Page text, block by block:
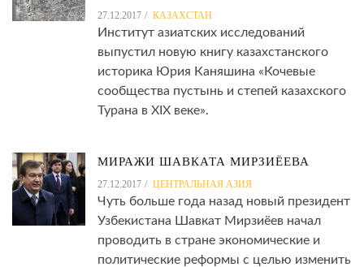
27.12.2017 КАЗАХСТАН
Институт азиатских исследований
выпустил новую книгу казахстанского
историка Юрия Каняшина «Кочевые
сообщества пустынь и степей казахского
Турана в XIX веке».
МИРАЖИ ШАВКАТА МИРЗИЁЕВА
27.12.2017 ЦЕНТРАЛЬНАЯ АЗИЯ
Чуть больше года назад новый президент
Узбекистана Шавкат Мирзиёев начал
проводить в стране экономические и
политические реформы с целью изменить